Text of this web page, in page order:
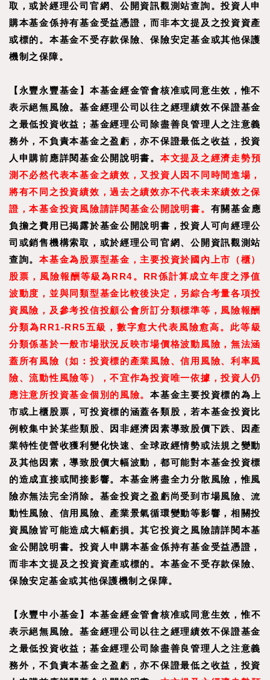
取，或於經理公司官網、公開資訊觀測站查詢。投資人申
購本基金係持有基金受益憑證，而非本文提及之投資資產
或標的。本基金不受存款保險、保險安定基金或其他保護
機制之保障。
【永豐永豐基金】本基金經金管會核准或同意生效，惟不
表示絕無風險。基金經理公司以往之經理績效不保證基金
之最低投資收益；基金經理公司除盡善良管理人之注意義
務外，不負責本基金之盈虧，亦不保證最低之收益，投資
人申購前應詳閱基金公開說明書。 本文提及之經濟走勢預
測不必然代表本基金之績效，又投資人因不同時間進場，
將有不同之投資績效，過去之績效亦不代表未來績效之保
證，本基金投資風險請詳閱基金公開說明書。 有關基金應
負擔之費用已揭露於基金公開說明書，投資人可向經理公
司或銷售機構索取，或於經理公司官網、公開資訊觀測站
查詢。本基金為股票型基金，主要投資於國內上市（櫃）
股票，風險報酬等級為RR4。RR係計算成立年度之淨值
波動度，並與同類型基金比較後決定，另綜合考量各項投
資風險，及參考投信投顧公會所訂分類標準等，風險報酬
分類為RR1-RR5五級，數字愈大代表風險愈高。此等級
分類係基於一般市場狀況反映市場價格波動風險，無法涵
蓋所有風險（如：投資標的產業風險、信用風險、利率風
險、流動性風險等），不宜作為投資唯一依據，投資人仍
應注意所投資基金個別的風險。本基金主要投資標的為上
市或上櫃股票，可投資標的涵蓋各類股，若本基金投資比
例較集中於某些類股、因非經濟因素導致股價下跌、因產
業特性使營收獲利變化快速、全球政經情勢或法規之變動
及其他因素，導致股價大幅波動，都可能對本基金投資標
的造成直接或間接影響。本基金將盡全力分散風險，惟風
險亦無法完全消除。基金投資之盈虧尚受到市場風險、流
動性風險、信用風險、產業景氣循環變動等影響，相關投
資風險皆可能造成大幅虧損。其它投資之風險請詳閱本基
金公開說明書。投資人申購本基金係持有基金受益憑證，
而非本文提及之投資資產或標的。本基金不受存款保險、
保險安定基金或其他保護機制之保障。
【永豐中小基金 】 本基金經金管會核准或同意生效，惟不
表示絕無風險。基金經理公司以往之經理績效不保證基金
之最低投資收益；基金經理公司除盡善良管理人之注意義
務外，不負責本基金之盈虧，亦不保證最低之收益，投資